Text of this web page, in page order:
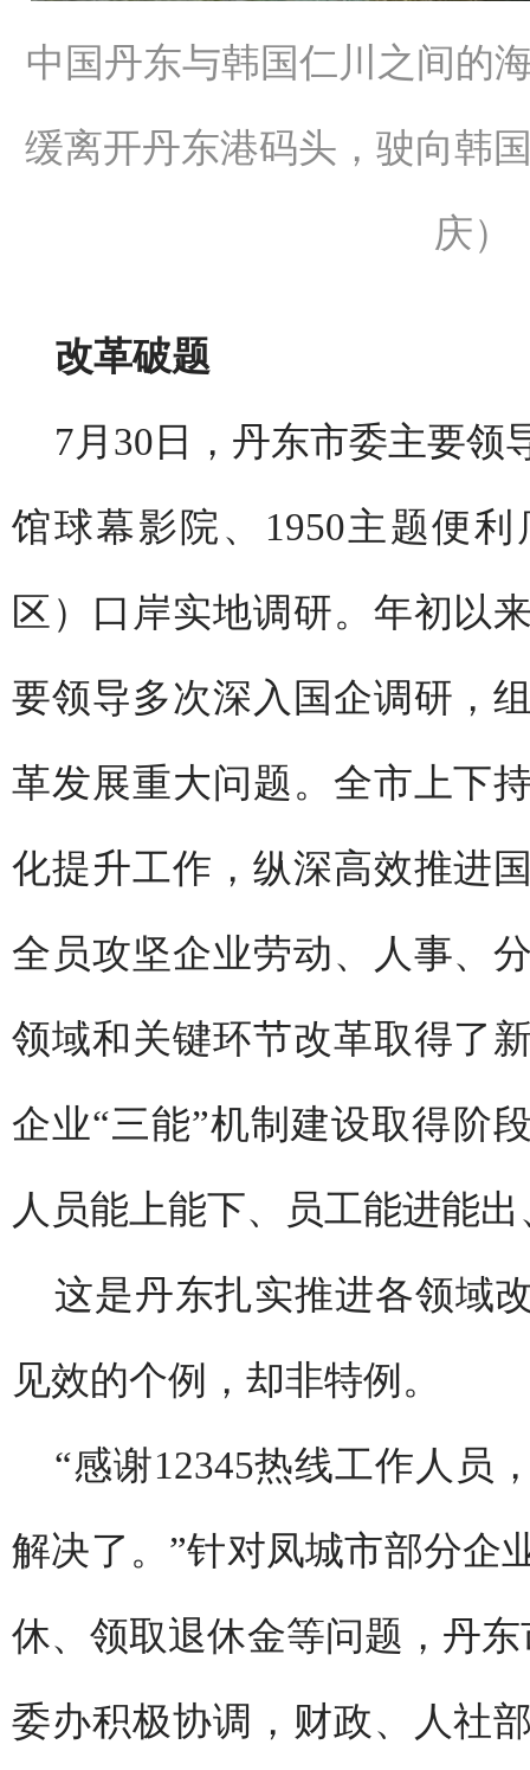
中国丹东与韩国仁川之间的
缓离开丹东港码头，驶向韩
庆）
改革破题
7月30日，丹东市委主要领
馆球幕影院、1950主题便
区）口岸实地调研。年初以
要领导多次深入国企调研，
革发展重大问题。全市上下
化提升工作，纵深高效推进
全员攻坚企业劳动、人事、
领域和关键环节改革取得了
企业“三能”机制建设取得阶
人员能上能下、员工能进能
这是丹东扎实推进各领域
见效的个例，却非特例。
“感谢12345热线工作人员
解决了。”针对凤城市部分企
休、领取退休金等问题，丹
委办积极协调，财政、人社